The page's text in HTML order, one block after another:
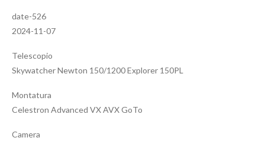
date-526
2024-11-07
Telescopio
Skywatcher Newton 150/1200 Explorer 150PL
Montatura
Celestron Advanced VX AVX GoTo
Camera